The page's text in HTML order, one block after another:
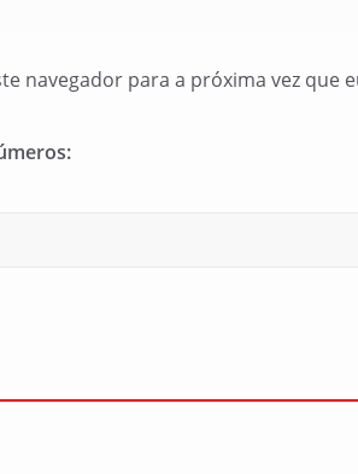
navegador para a próxima vez que